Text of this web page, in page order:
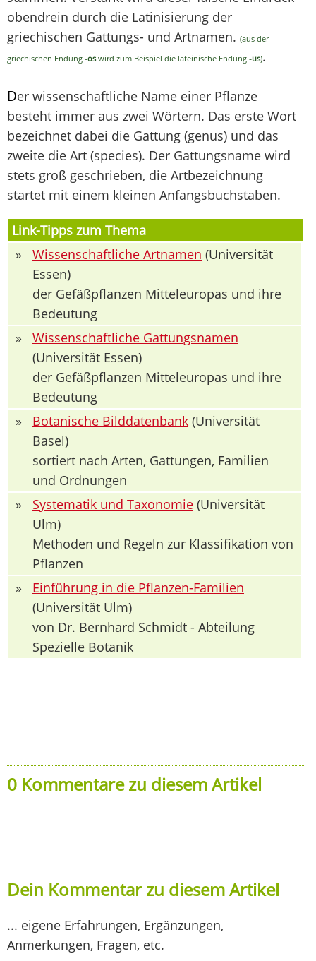
obendrein durch die Latinisierung der
griechischen Gattungs- und Artnamen. (aus der
griechischen Endung -os wird zum Beispiel die lateinische Endung -us).
Der wissenschaftliche Name einer Pflanze
besteht immer aus zwei Wörtern. Das erste Wort
bezeichnet dabei die Gattung (genus) und das
zweite die Art (species). Der Gattungsname wird
stets groß geschrieben, die Artbezeichnung
startet mit einem kleinen Anfangsbuchstaben.
Link-Tipps zum Thema
»
Wissenschaftliche Artnamen (Universität
Essen)
der Gefäßpflanzen Mitteleuropas und ihre
Bedeutung
»
Wissenschaftliche Gattungsnamen
(Universität Essen)
der Gefäßpflanzen Mitteleuropas und ihre
Bedeutung
»
Botanische Bilddatenbank (Universität
Basel)
sortiert nach Arten, Gattungen, Familien
und Ordnungen
»
Systematik und Taxonomie (Universität
Ulm)
Methoden und Regeln zur Klassifikation von
Pflanzen
»
Einführung in die Pflanzen-Familien
(Universität Ulm)
von Dr. Bernhard Schmidt - Abteilung
Spezielle Botanik
0 Kommentare zu diesem Artikel
Dein Kommentar zu diesem Artikel
... eigene Erfahrungen, Ergänzungen,
Anmerkungen, Fragen, etc.